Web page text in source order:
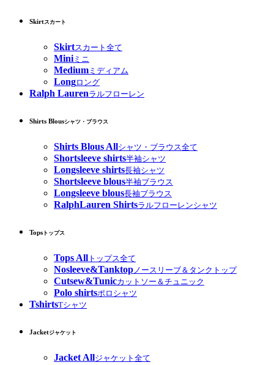
Skirtスカート
Skirtスカート全て
Miniミニ
Medium ミディアム
Longロング
Ralph Laurenラルフローレン
Shirts Blousシャツ・ブラウス
Shirts Blous Allシャツ・ブラウス全て
Shortsleeve shirts半袖シャツ
Longsleeve shirts長袖シャツ
Shortsleeve blous半袖ブラウス
Longsleeve blous長袖ブラウス
RalphLauren Shirtsラルフローレンシャツ
Tops トップス
Tops All トップス全て
Nosleeve&Tanktop ノースリーブ＆タンクトップ
Cutsew&Tunicカットソー＆チュニック
Polo shirtsポロシャツ
TshirtsTシャツ
Jacketジャケット
Jacket Allジャケット全て